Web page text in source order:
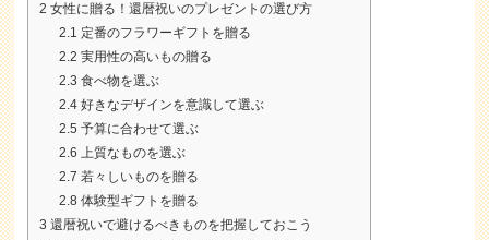
2 女性に贈る！還暦祝いのプレゼントの選び方
2.1 定番のフラワーギフトを贈る
2.2 実用性の高いもの贈る
2.3 食べ物を選ぶ
2.4 好きなデザインを意識して選ぶ
2.5 予算に合わせて選ぶ
2.6 上質なものを選ぶ
2.7 若々しいものを贈る
2.8 体験型ギフトを贈る
3 還暦祝いで避けるべきものを把握しておこう